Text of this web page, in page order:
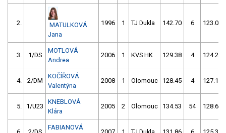
2.
MATULKOVÁ
Jana
1996 1 TJ Dukla 142.70 6 123.03
3. 1/DS
MOTLOVÁ
Andrea
2006 1 KVS HK 129.38 4 124.25
4. 2/DM
KOČÍŘOVÁ
Valentýna
2008 1 Olomouc 128.45 4 127.10
5. 1/U23
KNEBLOVÁ
Klára
2005 2 Olomouc 134.53 54 128.67
FABIANOVÁ